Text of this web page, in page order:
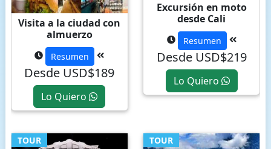
Visita a la ciudad con
almuerzo
Resumen
Desde USD$189
Lo Quiero
Excursión en moto
desde Cali
Resumen
Desde USD$219
Lo Quiero
TOUR TOUR